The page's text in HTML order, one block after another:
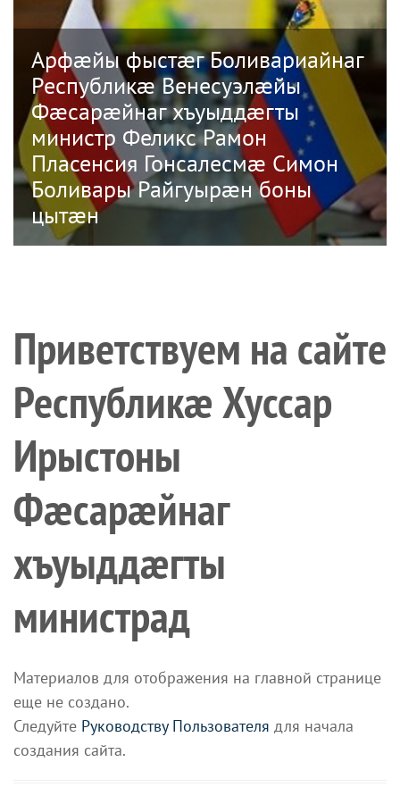
Арфæйы фыстæг Боливариайнаг
Республикæ Венесуэлæйы
Фæсарæйнаг хъуыддæгты
министр Феликс Рамон
Пласенсия Гонсалесмæ Симон
Боливары Райгуырæн боны
цытæн
Приветствуем на сайте
Республикæ Хуссар
Ирыстоны
Фæсарæйнаг
хъуыддæгты
министрад
Материалов для отображения на главной странице
еще не создано.
Следуйте Руководству Пользователя для начала
создания сайта.